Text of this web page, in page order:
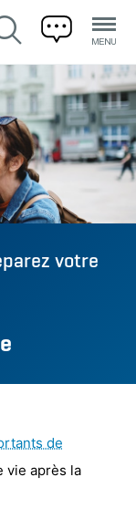
votre
de
vie après la